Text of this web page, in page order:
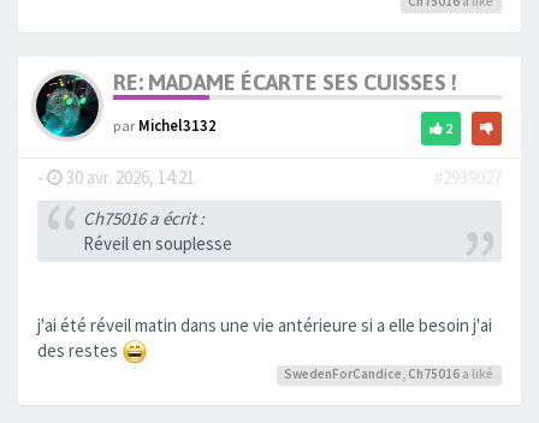
RE: MADAME ÉCARTE SES CUISSES !
parMichel3132 2
- 30 avr. 2026, 14:21
#2939027
Ch75016 a écrit :
Réveil en souplesse
j'ai été réveil matin dans une vie antérieure si a elle besoin j'ai
des restes
SwedenForCandice, Ch75016 a liké